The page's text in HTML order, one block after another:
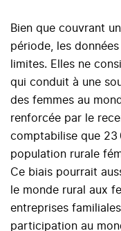
Bien que couvrant
période, les
limites. Elles ne
qui conduit à une
des femmes au
renforcée par le
comptabilise que 23
population rurale
Ce biais pourrait
le monde rural aux
entreprises
participation au